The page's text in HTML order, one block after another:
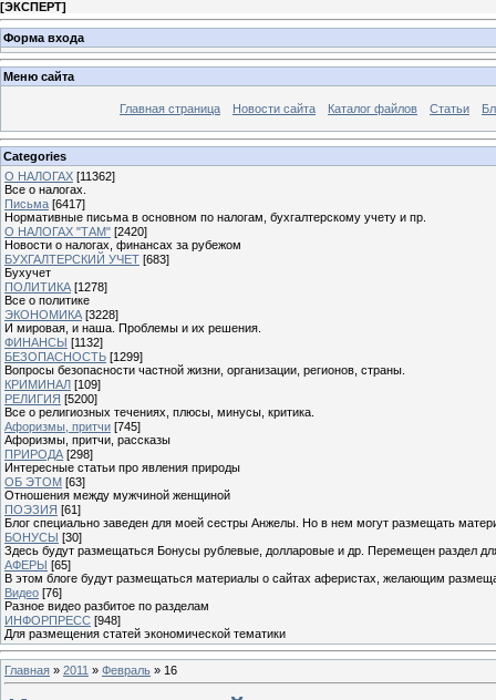
[ЭКСПЕРТ]
Форма входа
Меню сайта
Главная страница Новости сайта Каталог файлов Статьи
Categories
О НАЛОГАХ [11362]
Все о налогах.
Письма [6417]
Нормативные письма в основном по налогам, бухгалтерскому учету и пр.
О НАЛОГАХ "ТАМ" [2420]
Новости о налогах, финансах за рубежом
БУХГАЛТЕРСКИЙ УЧЕТ [683]
Бухучет
ПОЛИТИКА [1278]
Все о политике
ЭКОНОМИКА [3228]
И мировая, и наша. Проблемы и их решения.
ФИНАНСЫ [1132]
БЕЗОПАСНОСТЬ [1299]
Вопросы безопасности частной жизни, организации, регионов, страны.
КРИМИНАЛ [109]
РЕЛИГИЯ [5200]
Все о религиозных течениях, плюсы, минусы, критика.
Афоризмы, притчи [745]
Афоризмы, притчи, рассказы
ПРИРОДА [298]
Интересные статьи про явления природы
ОБ ЭТОМ [63]
Отношения между мужчиной женщиной
ПОЭЗИЯ [61]
Блог специально заведен для моей сестры Анжелы. Но в нем могут размещать
БОНУСЫ [30]
Здесь будут размещаться Бонусы рублевые, долларовые и др. Перемещен раздел
АФЕРЫ [65]
В этом блоге будут размещаться материалы о сайтах аферистах, желающим
Видео [76]
Разное видео разбитое по разделам
ИНФОРПРЕСС [948]
Для размещения статей экономической тематики
Главная » 2011 » Февраль » 16